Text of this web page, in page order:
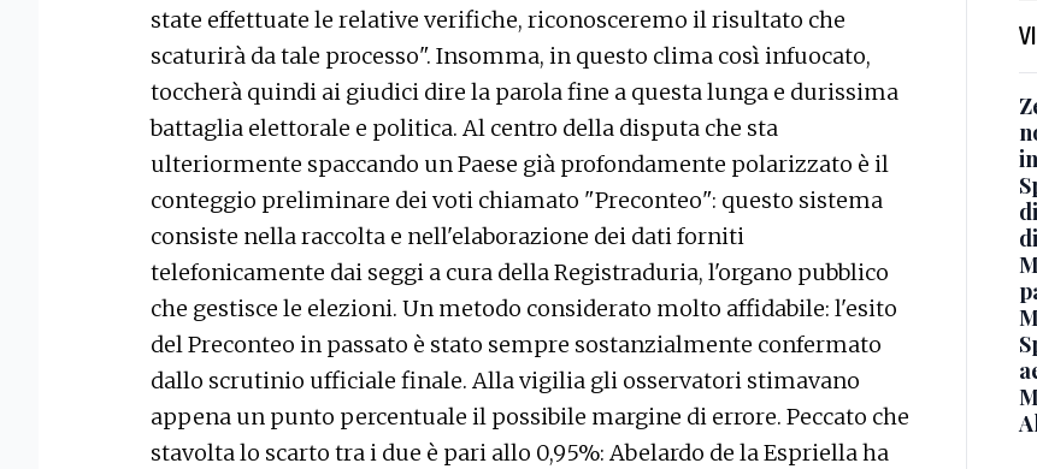
state effettuate le relative verifiche, riconosceremo il risultato che
scaturirà da tale processo". Insomma, in questo clima così infuocato,
toccherà quindi ai giudici dire la parola fine a questa lunga e durissima
battaglia elettorale e politica. Al centro della disputa che sta
ulteriormente spaccando un Paese già profondamente polarizzato è il
conteggio preliminare dei voti chiamato "Preconteo": questo sistema
consiste nella raccolta e nell'elaborazione dei dati forniti
telefonicamente dai seggi a cura della Registraduria, l'organo pubblico
che gestisce le elezioni. Un metodo considerato molto affidabile: l'esito
del Preconteo in passato è stato sempre sostanzialmente confermato
dallo scrutinio ufficiale finale. Alla vigilia gli osservatori stimavano
appena un punto percentuale il possibile margine di errore. Peccato che
stavolta lo scarto tra i due è pari allo 0,95%: Abelardo de la Espriella ha